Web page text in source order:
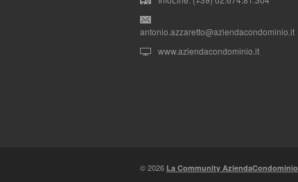
antonio.azzaretto@aziendacondominio.it
www.aziendacondominio.it
© 2026 La Community AziendaCondominio